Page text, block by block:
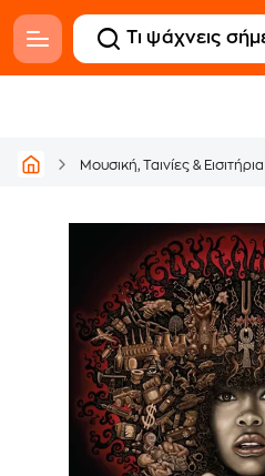
Μουσική, Ταινίες & Εισιτήρια